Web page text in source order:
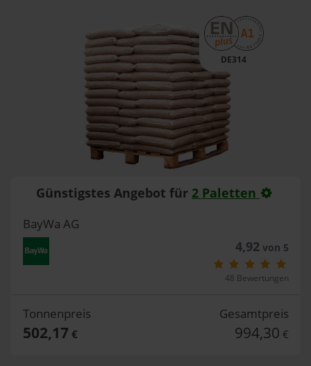
DE314
Günstigstes Angebot für 2 Paletten
BayWa AG
4,92von 5
48 Bewertungen
Tonnenpreis
502,17 €
Gesamtpreis
994,30 €